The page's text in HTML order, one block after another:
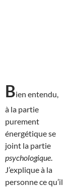
Bien entendu,
à la partie
purement
énergétique se
joint la partie
psychologique
J’explique à la
personne ce qu’il